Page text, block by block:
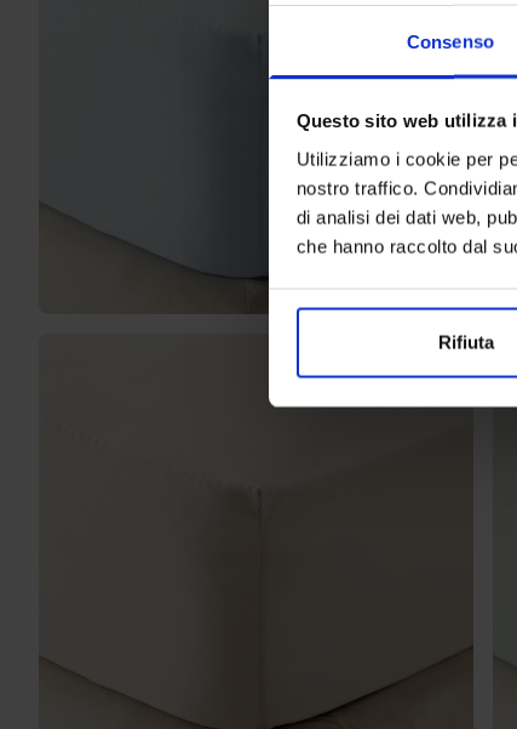
Consenso
Questo sito web utilizza
Utilizziamo i cookie per
nostro traffico.
di analisi dei dati web,
che hanno raccolto dal
Rifiuta